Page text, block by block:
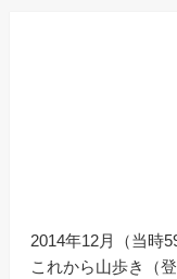
2014年12月（当時
これから山歩き（